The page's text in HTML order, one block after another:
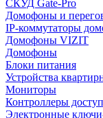
СКУД Gate-Pro
Домофоны и
IP-коммутаторы
Домофоны VIZIT
Домофоны
Блоки питания
Устройства
Мониторы
Контроллеры
Электронные